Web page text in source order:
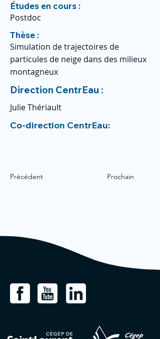
Études en cours :
Postdoc
Thèse :
Simulation de trajectoires de
particules de neige dans des milieux
montagneux
Direction CentrEau :
Julie Thériault
Co-direction CentrEau:
Précédent Prochain